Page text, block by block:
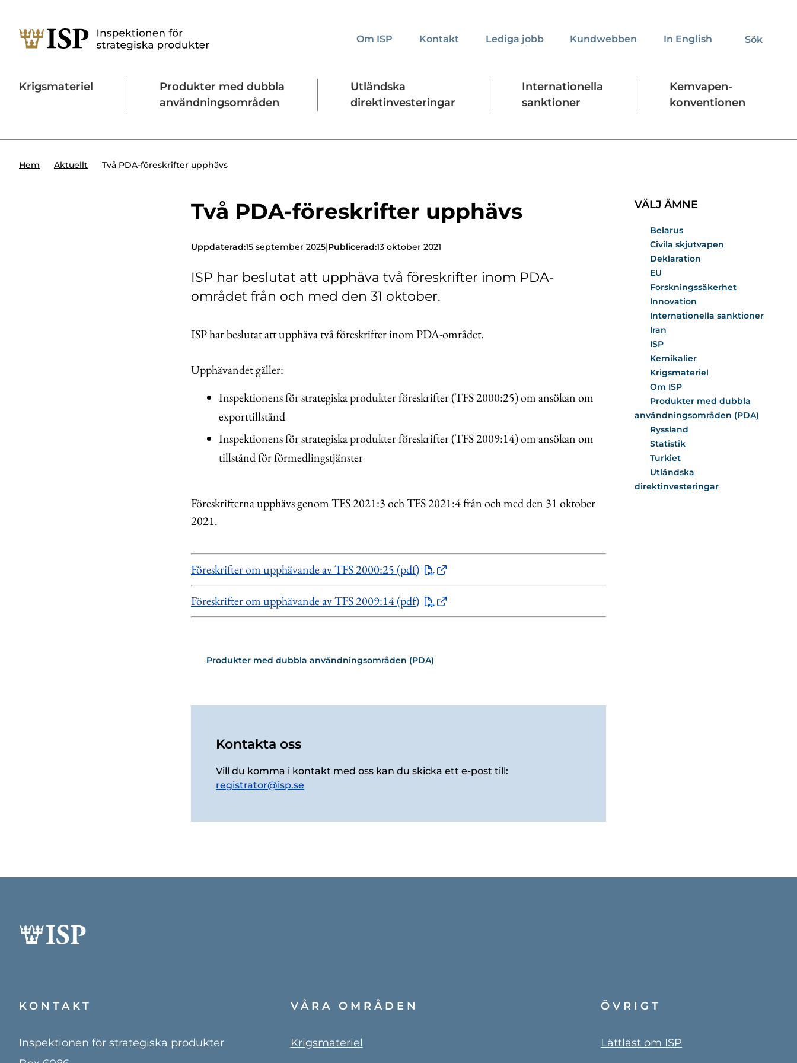
Utländska direktinvesteringar Kontakta oss Presskontakt Forskningssäkerhet Regelverk
Om ISP Kontakt Lediga jobb Kundwebben In English Sök
Krigsmateriel
Produkter med dubbla
användningsområden
Utländska
direktinvesteringar
Internationella
sanktioner
Kemvapen-
konventionen
Hem Aktuellt Två PDA-föreskrifter upphävs
Två PDA-föreskrifter upphävs
Uppdaterad:15 september 2025|Publicerad:13 oktober 2021
ISP har beslutat att upphäva två föreskrifter inom PDA-
området från och med den 31 oktober.
ISP har beslutat att upphäva två föreskrifter inom PDA-området.
Upphävandet gäller:
Inspektionens för strategiska produkter föreskrifter (TFS 2000:25) om ansökan om
exporttillstånd
Inspektionens för strategiska produkter föreskrifter (TFS 2009:14) om ansökan om
tillstånd för förmedlingstjänster
Föreskrifterna upphävs genom TFS 2021:3 och TFS 2021:4 från och med den 31 oktober
2021.
Föreskrifter om upphävande av TFS 2000:25 (pdf)
Föreskrifter om upphävande av TFS 2009:14 (pdf)
Produkter med dubbla användningsområden (PDA)
Kontakta oss
Vill du komma i kontakt med oss kan du skicka ett e-post till:
registrator@isp.se
VÄLJ ÄMNE
Belarus
Civila skjutvapen
Deklaration
EU
Forskningssäkerhet
Innovation
Internationella sanktioner
Iran
ISP
Kemikalier
Krigsmateriel
Om ISP
Produkter med dubbla
användningsområden (PDA)
Ryssland
Statistik
Turkiet
Utländska
direktinvesteringar
KONTAKT
Inspektionen för strategiska produkter
VÅRA OMRÅDEN
Krigsmateriel
ÖVRIGT
Lättläst om ISP